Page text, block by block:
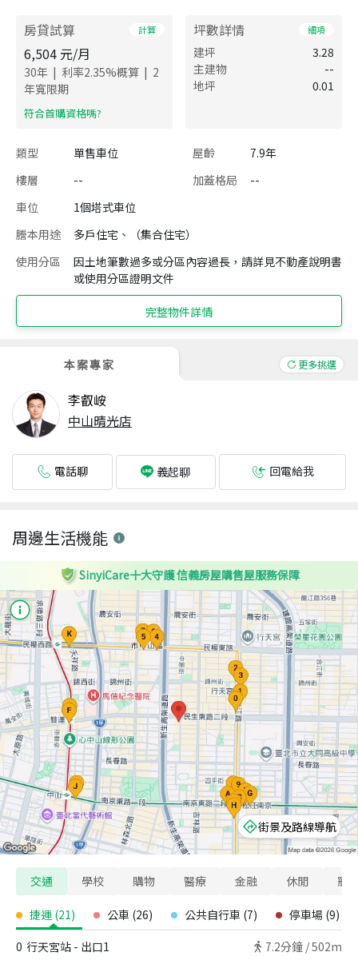
房貸試算 計算
6,504 元/月
30年 | 利率2.35%概算 | 2
年寬限期
​符合首購資格嗎?
坪數詳情 細項
建坪
3.28
主建物
--
地坪
0.01
類型 單售車位 屋齡
7.9年
樓層
-- 加蓋格局
--
車位
1個塔式車位
謄本用途
多戶住宅、（集合住宅）
使用分區
因土地筆數過多或分區內容過長，請詳見不動產說明書
或使用分區證明文件
完整物件詳情
本案專家 更多挑選
李叡峖
中山晴光店
電話聊 義起聊 回電給我
周邊生活機能
SinyiCare十大守護 信義房屋購售屋服務保障
街景及路線導航
交通 學校 購物 醫療 金融 休閒 寵
捷運 (21) 公車 (26) 公共自行車 (7) 停車場 (9)
0 行天宮站 - 出口1 7.2分鐘 /502m